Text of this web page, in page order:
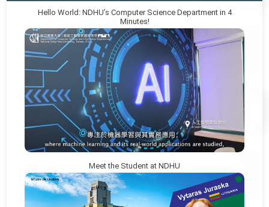
Hello World: NDHU’s Computer Science Department in 4
Minutes!
Meet the Student at NDHU